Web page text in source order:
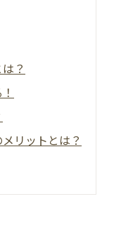
？
リットとは？